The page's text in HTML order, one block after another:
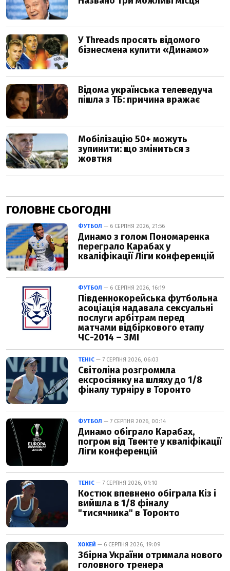
ГОЛОВНЕ СЬОГОДНІ
ФУТБОЛ — 6 СЕРПНЯ 2026, 21:56
Динамо з голом Пономаренка
переграло Карабах у
кваліфікації Ліги конференцій
ФУТБОЛ — 6 СЕРПНЯ 2026, 16:19
Південнокорейська футбольна
асоціація надавала сексуальні
послуги арбітрам перед
матчами відбіркового етапу
ЧС-2014 – ЗМІ
ТЕНІС — 7 СЕРПНЯ 2026, 06:03
Світоліна розгромила
ексросіянку на шляху до 1/8
фіналу турніру в Торонто
ФУТБОЛ — 7 СЕРПНЯ 2026, 00:14
Динамо обіграло Карабах,
погром від Твенте у кваліфікації
Ліги конференцій
ТЕНІС — 7 СЕРПНЯ 2026, 01:10
Костюк впевнено обіграла Кіз і
вийшла в 1/8 фіналу
"тисячника" в Торонто
ХОКЕЙ — 6 СЕРПНЯ 2026, 19:09
Збірна України отримала нового
головного тренера